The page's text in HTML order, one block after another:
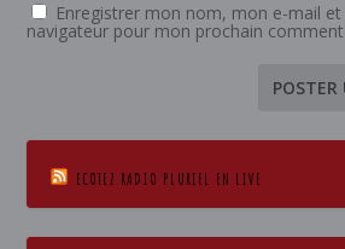
Enregistrer mon nom, mon e-mail
navigateur pour mon prochain
ECOTEZ RADIO PLURIEL EN LIVE